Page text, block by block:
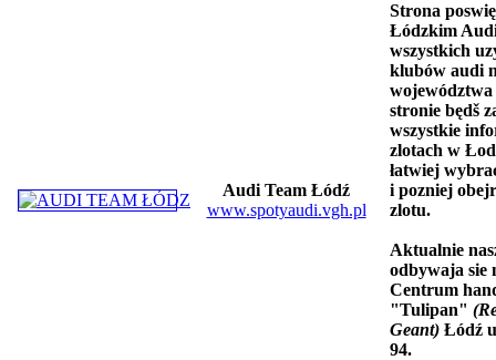
Audi Team Łódź
www.spotyaudi.vgh.pl
Strona
Łódzkim Audi
wszystkich
klubów audi
województwa
stronie będš
wszystkie
zlotach w
łatwiej
i pozniej
zlotu.
Aktualnie
odbywaja sie
Centrum
"Tulipan"
Geant) Łódź
94.